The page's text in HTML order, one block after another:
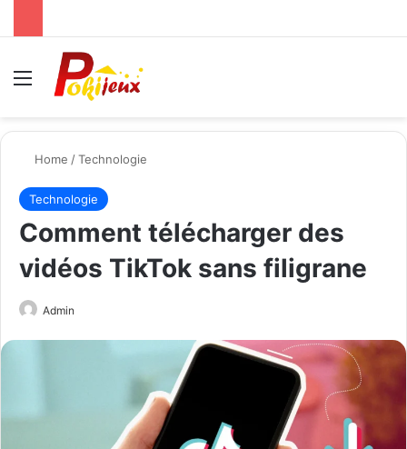
Menu
Home /Technologie
Technologie
Comment télécharger des
vidéos TikTok sans filigrane
Admin